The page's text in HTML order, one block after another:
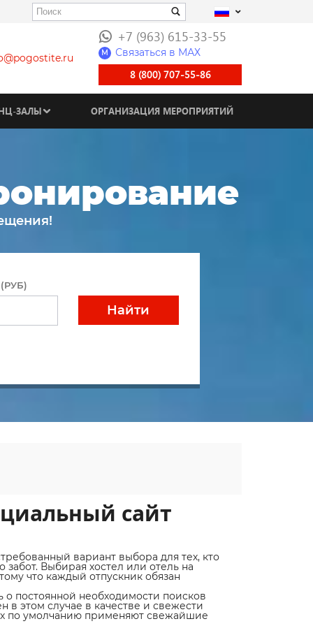
+7 (963) 615-33-55
M Связаться в МАХ
8 (800) 707-55-86
ЗАЛЫ ОРГАНИЗАЦИЯ МЕРОПРИЯТИЙ
Найти
сайт
вариант выбора для тех, кто
Выбирая хостел или отель на
что каждый отпускник обязан
постоянной необходимости поисков
в этом случае в качестве и свежести
по умолчанию применяют свежайшие